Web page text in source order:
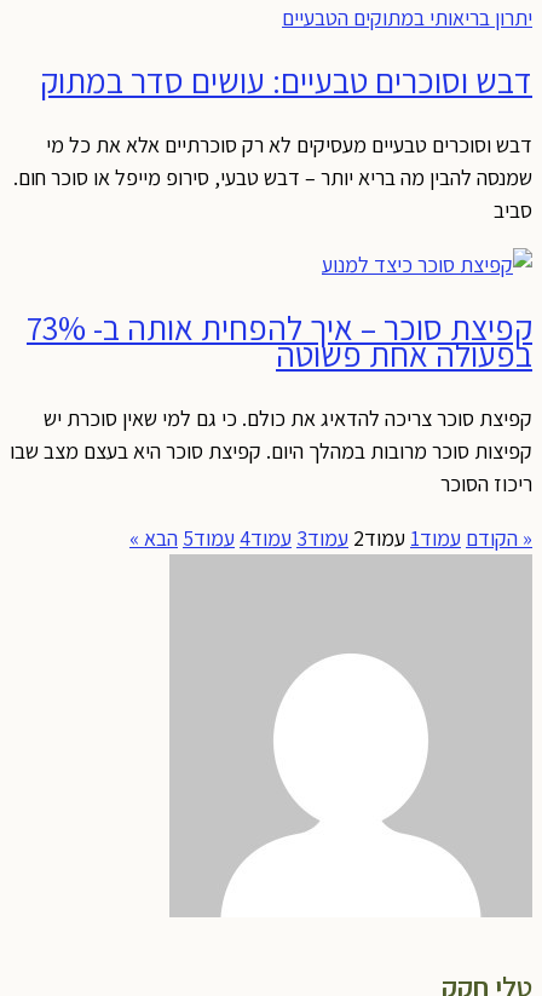
דבש וסוכרים טבעיים: עושים סדר במתוק
דבש וסוכרים טבעיים מעסיקים לא רק סוכרתיים אלא את כל מי
שמנסה להבין מה בריא יותר – דבש טבעי, סירופ מייפל או סוכר חום.
סביב
קפיצת סוכר – איך להפחית אותה ב- 73%
בפעולה אחת פשוטה
קפיצת סוכר צריכה להדאיג את כולם. כי גם למי שאין סוכרת יש
קפיצות סוכר מרובות במהלך היום. קפיצת סוכר היא בעצם מצב שבו
ריכוז הסוכר
« הקודם עמוד1 עמוד2 עמוד3 עמוד4 עמוד5 הבא »
טלי חקק